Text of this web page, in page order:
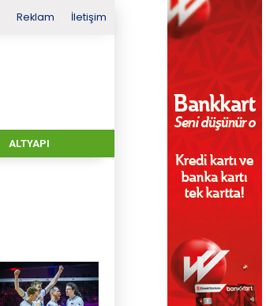
Reklam İletişim
ALTYAPI